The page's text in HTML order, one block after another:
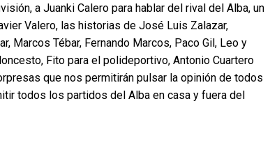
a Juanki Calero para hablar del rival del Alba, un
Valero, las historias de José Luis Zalazar,
Marcos Tébar, Fernando Marcos, Paco Gil, Leo y
Fito para el polideportivo, Antonio Cuartero
que nos permitirán pulsar la opinión de todos
todos los partidos del Alba en casa y fuera del